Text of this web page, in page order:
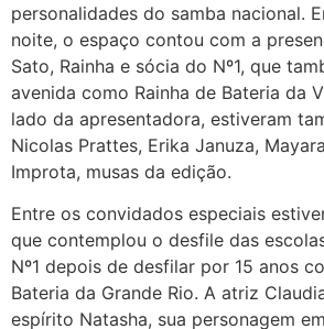
personalidades do samba nacional.
noite, o espaço contou com a
Sato, Rainha e sócia do Nº1, que
avenida como Rainha de Bateria da
lado da apresentadora, estiveram
Nicolas Prattes, Erika Januza,
Improta, musas da edição.
Entre os convidados especiais
que contemplou o desfile das
Nº1 depois de desfilar por 15 anos
Bateria da Grande Rio. A atriz
espírito Natasha, sua personagem